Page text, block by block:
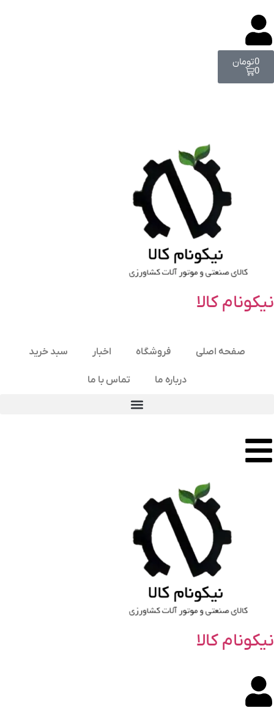
0تومان
0
نیکونام کالا
صفحه اصلی فروشگاه اخبار سبد خرید
درباره ما تماس با ما
نیکونام کالا